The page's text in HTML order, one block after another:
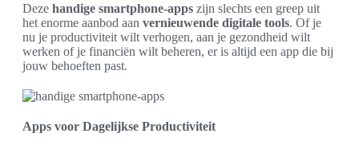
Deze handige smartphone-apps zijn slechts een greep uit
het enorme aanbod aan vernieuwende digitale tools. Of je
nu je productiviteit wilt verhogen, aan je gezondheid wilt
werken of je financiën wilt beheren, er is altijd een app die bij
jouw behoeften past.
Apps voor Dagelijkse Productiviteit